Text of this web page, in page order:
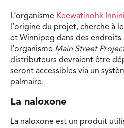
L’organisme Keewatinohk
l’origine du projet, cherche à
et Winnipeg dans des endroits
l’organisme Main Street
distributeurs devraient être
seront accessibles via un
palmaire.
La naloxone
La naloxone est un produit